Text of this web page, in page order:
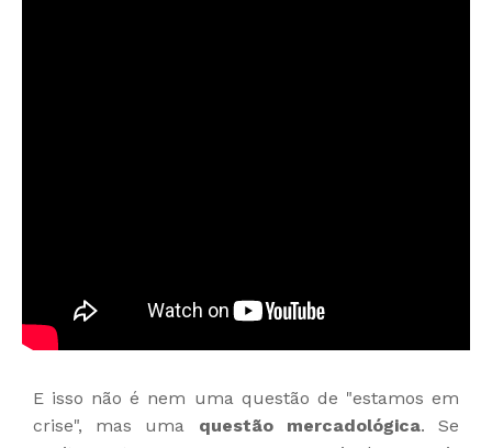
E isso não é nem uma questão de "estamos em
crise", mas uma questão mercadológica. Se